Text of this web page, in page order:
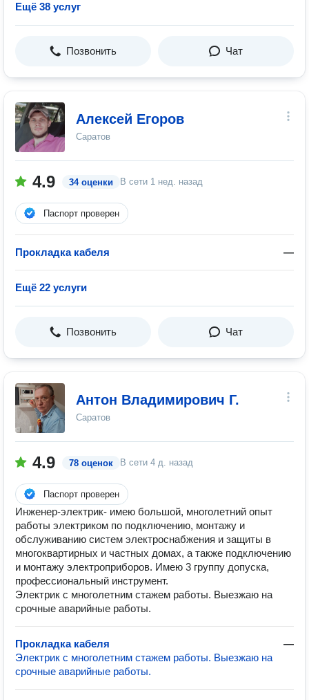
Ещё 38 услуг
Позвонить Чат
Алексей Егоров
Саратов
4.9 34 оценки В сети 1 нед. назад
Паспорт проверен
Прокладка кабеля —
Ещё 22 услуги
Позвонить Чат
Антон Владимирович Г.
Саратов
4.9 78 оценок В сети 4 д. назад
Паспорт проверен
Инженер-электрик- имею большой, многолетний опыт
работы электриком по подключению, монтажу и
обслуживанию систем электроснабжения и защиты в
многоквартирных и частных домах, а также подключению
и монтажу электроприборов. Имею 3 группу допуска,
профессиональный инструмент.
Электрик с многолетним стажем работы. Выезжаю на
срочные аварийные работы.
Прокладка кабеля
—
Электрик с многолетним стажем работы. Выезжаю на
срочные аварийные работы.